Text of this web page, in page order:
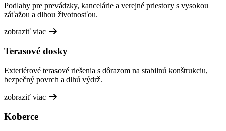
Podlahy pre prevádzky, kancelárie a verejné priestory s vysokou
záťažou a dlhou životnosťou.
zobraziť viac
Terasové dosky
Exteriérové terasové riešenia s dôrazom na stabilnú konštrukciu,
bezpečný povrch a dlhú výdrž.
zobraziť viac
Koberce